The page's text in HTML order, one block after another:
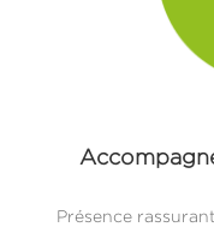
Présence